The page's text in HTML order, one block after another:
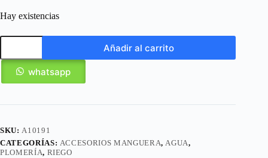
Hay existencias
Añadir al carrito
whatsapp
SKU:A10191
CATEGORÍAS: ACCESORIOS MANGUERA,AGUA,
PLOMERÍA, RIEGO